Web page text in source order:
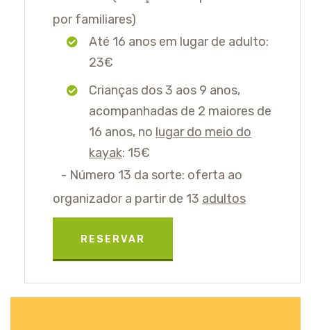
por familiares)
Até 16 anos em lugar de adulto:
23€
Crianças dos 3 aos 9 anos,
acompanhadas de 2 maiores de
16 anos, no lugar do meio do
kayak: 15€
- Número 13 da sorte: oferta ao
organizador a partir de 13 adultos
RESERVAR